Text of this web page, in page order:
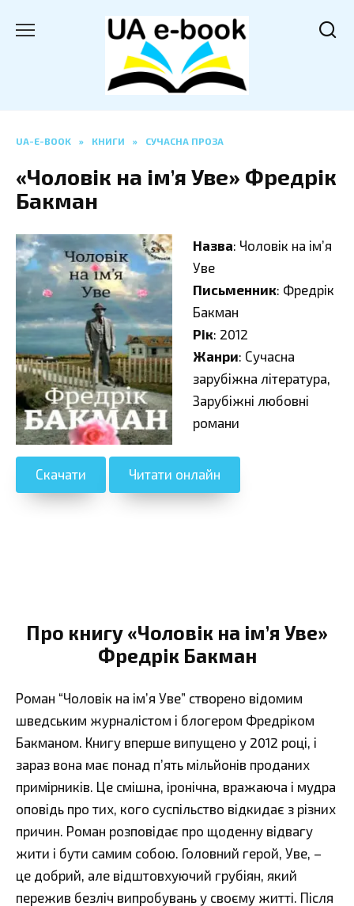
UA-E-BOOK » КНИГИ » СУЧАСНА ПРОЗА
«Чоловік на ім’я Уве» Фредрік
Бакман
Назва: Чоловік на ім’я
Уве
Письменник: Фредрік
Бакман
Рік: 2012
Жанри: Сучасна
зарубіжна література,
Зарубіжні любовні
романи
Скачати Читати онлайн
Про книгу «Чоловік на ім’я Уве»
Фредрік Бакман
Роман “Чоловік на ім’я Уве” створено відомим
шведським журналістом і блогером Фредріком
Бакманом. Книгу вперше випущено у 2012 році, і
зараз вона має понад п’ять мільйонів проданих
примірників. Це смішна, іронічна, вражаюча і мудра
оповідь про тих, кого суспільство відкидає з різних
причин. Роман розповідає про щоденну відвагу
жити і бути самим собою. Головний герой, Уве, –
це добрий, але відштовхуючий грубіян, який
пережив безліч випробувань у своєму житті. Після